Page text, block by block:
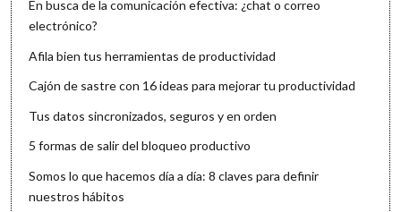
En busca de la comunicación efectiva: ¿chat o correo
electrónico?
Afila bien tus herramientas de productividad
Cajón de sastre con 16 ideas para mejorar tu productividad
Tus datos sincronizados, seguros y en orden
5 formas de salir del bloqueo productivo
Somos lo que hacemos día a día: 8 claves para definir
nuestros hábitos